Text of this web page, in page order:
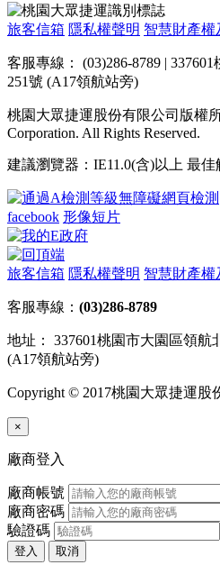
旅客信箱 隱私權聲明 智慧財產權
客服專線： (03)286-8789 |
251號 (A17領航站旁)
桃園大眾捷運股份有限公司版權
Corporation. All Rights Reserved.
建議瀏覽器：IE11.0(含)以上 最佳
facebook 形像短片
旅客信箱 隱私權聲明 智慧財產權
客服專線： (03)286-8789
地址： 337601桃園市大園區領航
(A17領航站旁)
Copyright © 2017桃園大眾捷運股
×
廠商登入
廠商帳號
廠商密碼
驗證碼
登入 取消